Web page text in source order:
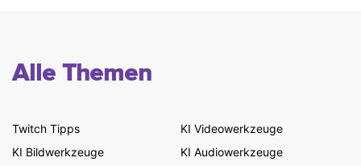
Alle Themen
Twitch Tipps
KI Videowerkzeuge
KI Bildwerkzeuge
KI Audiowerkzeuge